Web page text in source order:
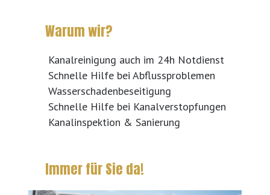
Warum wir?
Kanalreinigung auch im 24h Notdienst
Schnelle Hilfe bei Abflussproblemen
Wasserschadenbeseitigung
Schnelle Hilfe bei Kanalverstopfungen
Kanalinspektion & Sanierung
Immer für Sie da!